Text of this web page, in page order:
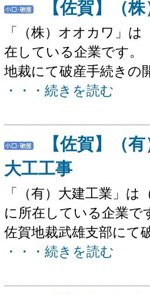
【佐賀】（
「（株）オオカワ」
在している企業です。
地裁にて破産手続きの
・・・続きを読む
【佐賀】（
大工工事
「（有）大建工業」
に所在している企業
佐賀地裁武雄支部にて
・・・続きを読む